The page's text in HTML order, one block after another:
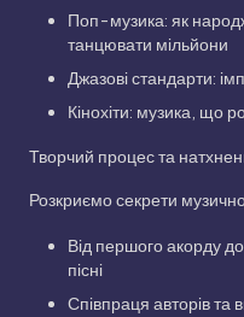
Поп-музика: як
танцювати мільйони
Джазові стандарти:
Кінохіти: музика, що
Творчий процес та
Розкриємо секрети
Від першого акорду
пісні
Співпраця авторів та